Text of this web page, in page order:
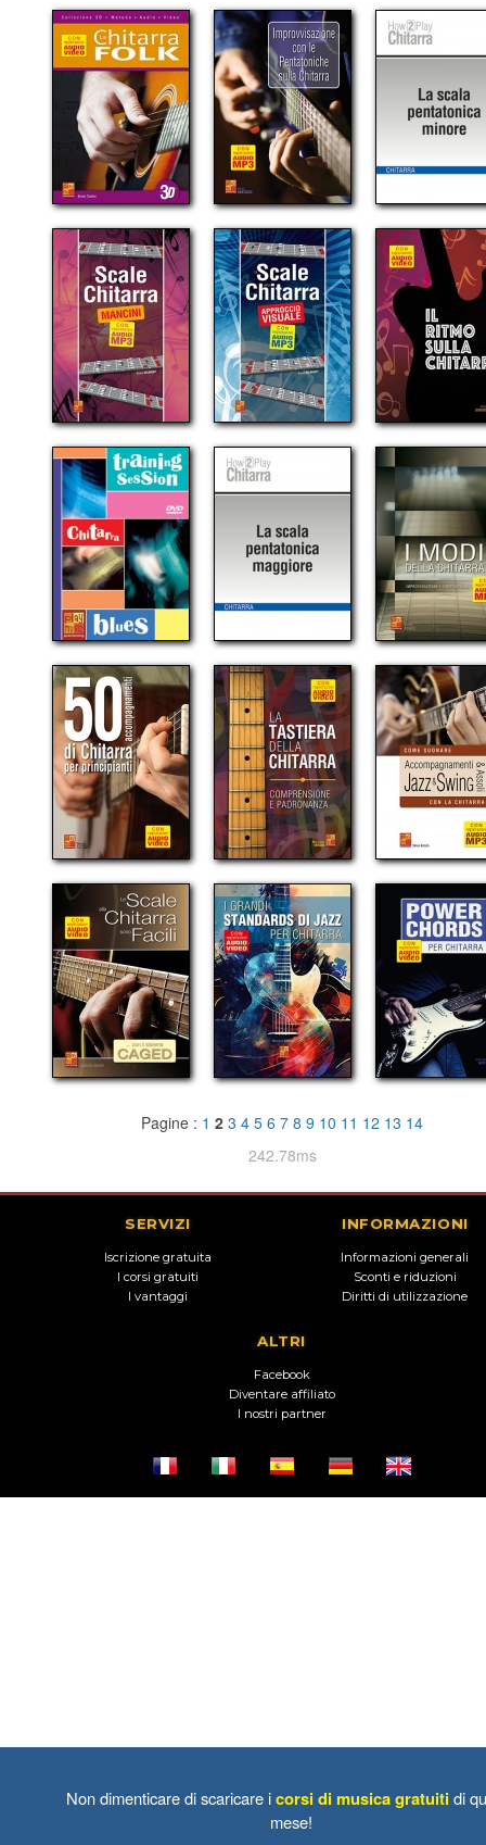
Pagine : 1 2 3 4 5 6 7 8 9 10 11 12 13 14
242.78ms
SERVIZI
Iscrizione gratuita
I corsi gratuiti
I vantaggi
INFORMAZIONI
Informazioni generali
Sconti e riduzioni
Diritti di utilizzazione
ALTRI
Facebook
Diventare affiliato
I nostri partner
Non dimenticare di scaricare icorsi di musica gratuiti di
mese!